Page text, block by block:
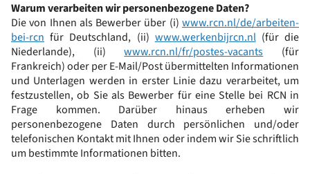
Warum verarbeiten wir personenbezogene Daten?
Die von Ihnen als Bewerber über (i) www.rcn.nl/de/arbeiten-
bei-rcn für Deutschland, (ii) www.werkenbijrcn.nl(für die
Niederlande), (ii)www.rcn.nl/fr/postes-vacants (für
Frankreich) oder per E-Mail/Post übermittelten Informationen
und Unterlagen werden in erster Linie dazu verarbeitet, um
festzustellen, ob Sie als Bewerber für eine Stelle bei RCN in
Frage kommen. Darüber hinaus erheben wir
personenbezogene Daten durch persönlichen und/oder
telefonischen Kontakt mit Ihnen oder indem wir Sie schriftlich
um bestimmte Informationen bitten.